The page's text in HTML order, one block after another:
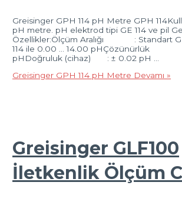
Greisinger GPH 114 pH Metre GPH
pH metre. pH elektrod tipi GE 114 ve pil
Özellikler:Ölçüm Aralığı : Standart
114 ile 0.00 … 14.00 pHÇözünürlük
pHDoğruluk (cihaz) : ± 0.02 pH …
Greisinger GPH 114 pH Metre Devamı »
Greisinger GLF100
İletkenlik Ölçüm